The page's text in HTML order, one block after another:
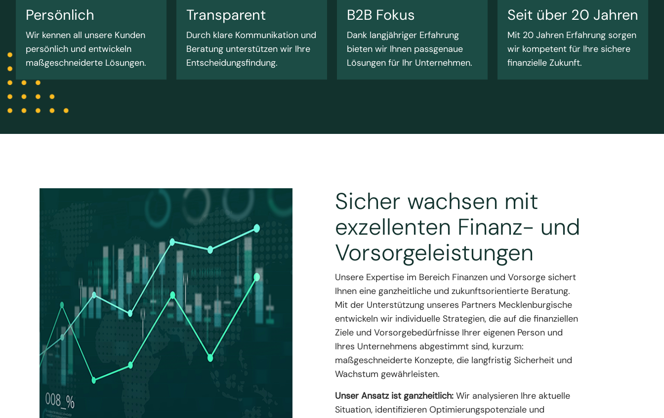
Persönlich
Wir kennen all unsere Kunden
persönlich und entwickeln
maßgeschneiderte Lösungen.
Transparent
Durch klare Kommunikation und
Beratung unterstützen wir Ihre
Entscheidungsfindung.
B2B Fokus
Dank langjähriger Erfahrung
bieten wir Ihnen passgenaue
Lösungen für Ihr Unternehmen.
Seit über 20 Jahren
Mit 20 Jahren Erfahrung sorgen
wir kompetent für Ihre sichere
finanzielle Zukunft.
Sicher wachsen mit
exzellenten Finanz- und
Vorsorgeleistungen
Unsere Expertise im Bereich Finanzen und Vorsorge sichert
Ihnen eine ganzheitliche und zukunftsorientierte Beratung.
Mit der Unterstützung unseres Partners Mecklenburgische
entwickeln wir individuelle Strategien, die auf die finanziellen
Ziele und Vorsorgebedürfnisse Ihrer eigenen Person und
Ihres Unternehmens abgestimmt sind, kurzum:
maßgeschneiderte Konzepte, die langfristig Sicherheit und
Wachstum gewährleisten.
Unser Ansatz ist ganzheitlich:Wir analysieren Ihre aktuelle
Situation, identifizieren Optimierungspotenziale und